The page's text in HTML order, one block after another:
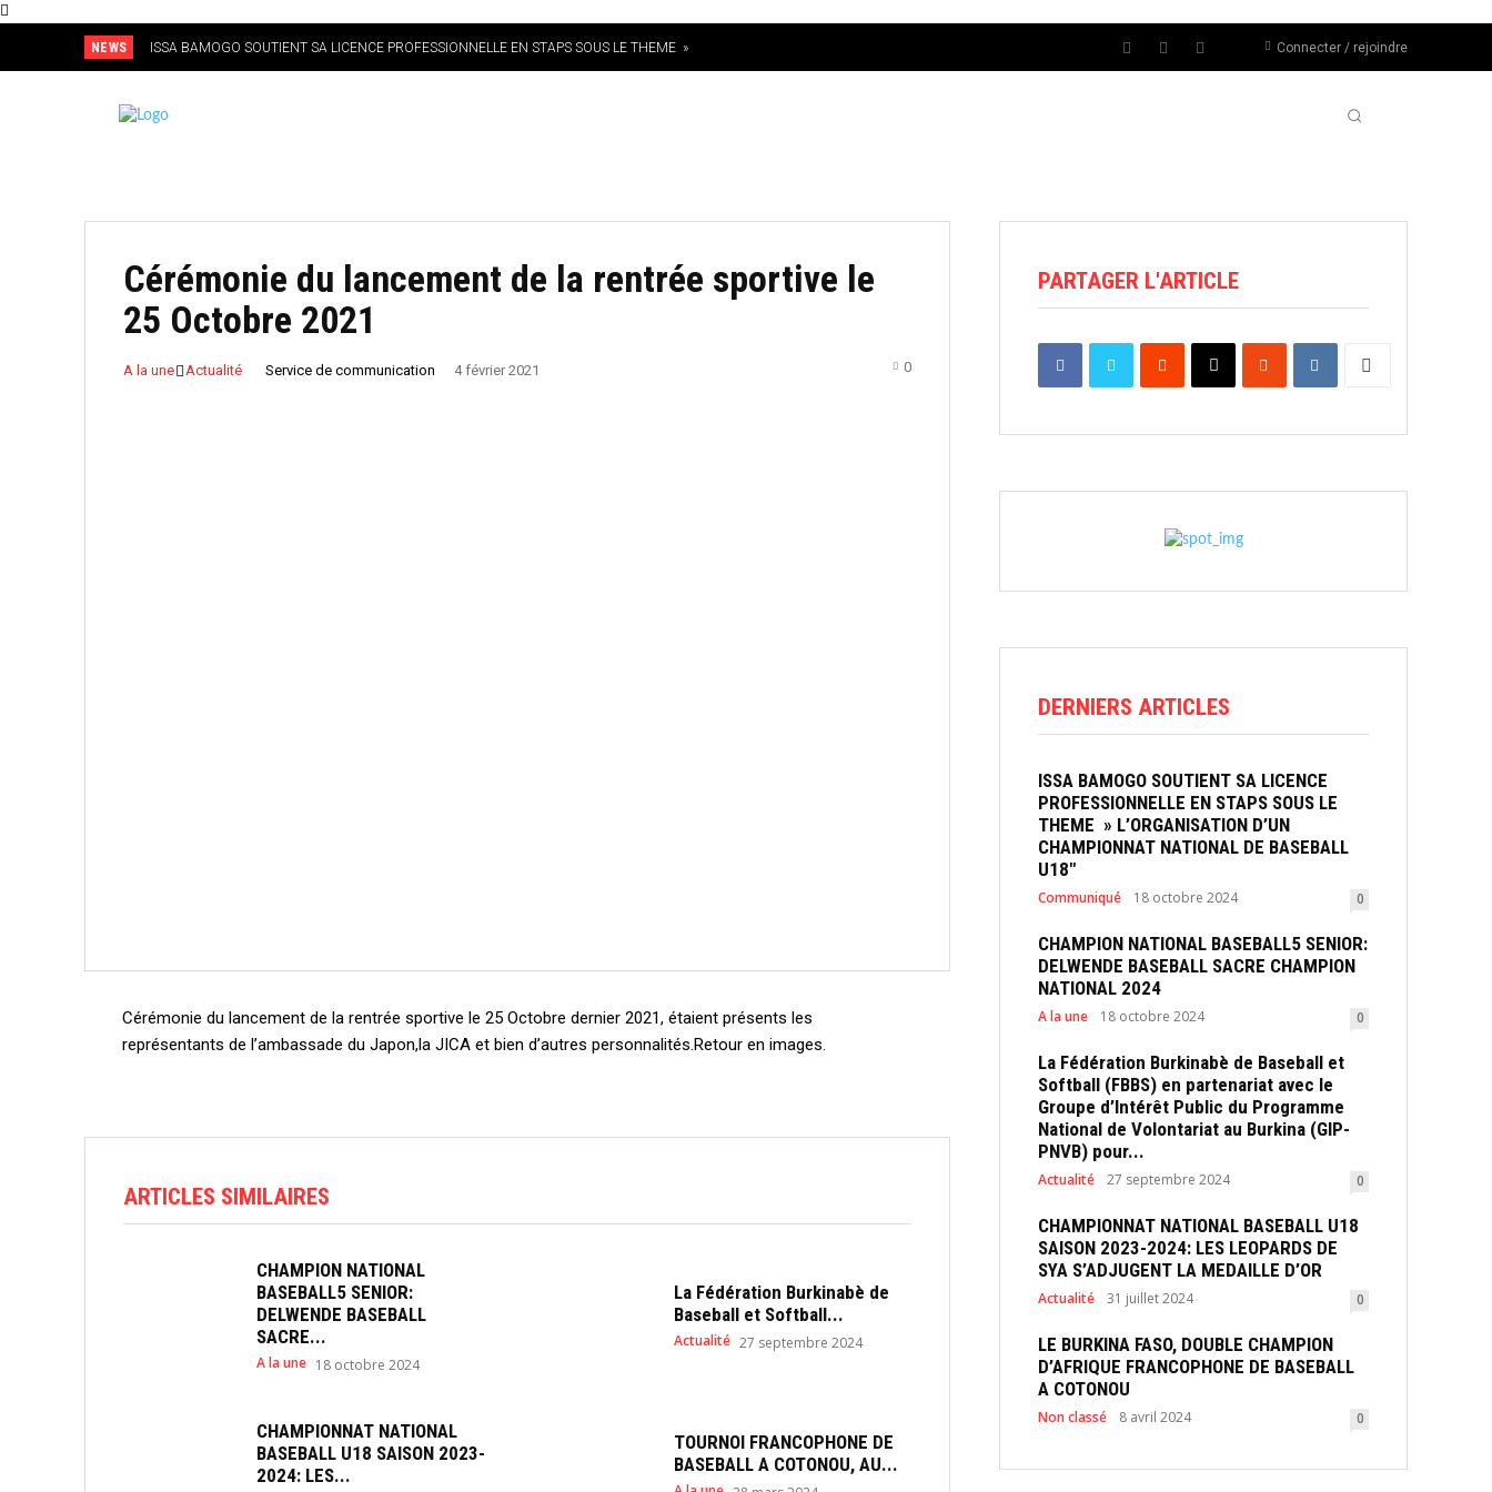
NEWS
ISSA BAMOGO SOUTIENT SA LICENCE PROFESSIONNELLE EN STAPS SOUS LE THEME »
L’ORGANISATION D’UN CHAMPIONNAT NATIONAL DE BASEBALL U18″
Connecter / rejoindre
Cérémonie du lancement de la rentrée sportive le
25 Octobre 2021
A la une Actualité Service de communication 4 février 2021 0
Cérémonie du lancement de la rentrée sportive le 25 Octobre dernier 2021, étaient présents les
représentants de l’ambassade du Japon,la JICA et bien d’autres personnalités.Retour en images.
ARTICLES SIMILAIRES
CHAMPION NATIONAL
BASEBALL5 SENIOR:
DELWENDE BASEBALL
SACRE...
A la une 18 octobre 2024
La Fédération Burkinabè de
Baseball et Softball...
Actualité 27 septembre 2024
CHAMPIONNAT NATIONAL
BASEBALL U18 SAISON 2023-
2024: LES...
TOURNOI FRANCOPHONE DE
BASEBALL A COTONOU, AU...
PARTAGER L'ARTICLE
DERNIERS ARTICLES
ISSA BAMOGO SOUTIENT SA LICENCE
PROFESSIONNELLE EN STAPS SOUS LE
THEME » L’ORGANISATION D’UN
CHAMPIONNAT NATIONAL DE BASEBALL
U18″
Communiqué 18 octobre 2024 0
CHAMPION NATIONAL BASEBALL5 SENIOR:
DELWENDE BASEBALL SACRE CHAMPION
NATIONAL 2024
A la une 18 octobre 2024 0
La Fédération Burkinabè de Baseball et
Softball (FBBS) en partenariat avec le
Groupe d’Intérêt Public du Programme
National de Volontariat au Burkina (GIP-
PNVB) pour...
Actualité 27 septembre 2024 0
CHAMPIONNAT NATIONAL BASEBALL U18
SAISON 2023-2024: LES LEOPARDS DE
SYA S’ADJUGENT LA MEDAILLE D’OR
Actualité 31 juillet 2024 0
LE BURKINA FASO, DOUBLE CHAMPION
D’AFRIQUE FRANCOPHONE DE BASEBALL
A COTONOU
Non classé 8 avril 2024 0